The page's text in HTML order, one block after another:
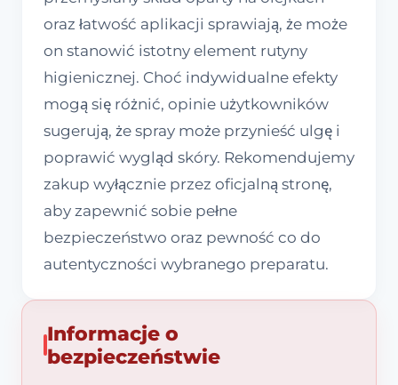
oraz łatwość aplikacji sprawiają, że może
on stanowić istotny element rutyny
higienicznej. Choć indywidualne efekty
mogą się różnić, opinie użytkowników
sugerują, że spray może przynieść ulgę i
poprawić wygląd skóry. Rekomendujemy
zakup wyłącznie przez oficjalną stronę,
aby zapewnić sobie pełne
bezpieczeństwo oraz pewność co do
autentyczności wybranego preparatu.
Informacje o
bezpieczeństwie